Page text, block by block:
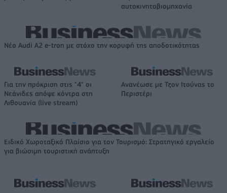
αυτοκινητοβιομηχανία
Νέο Audi A2 e-tron με στόχο την κορυφή της αποδοτικότητας
Για την πρόκριση στις "4" οι
Νεάνιδες απόψε κόντρα στη
Λιθουανία (live stream)
Ανανέωσε με Τζον Ιτούνας το
Περιστέρι
Ειδικό Χωροταξικό Πλαίσιο για τον Τουρισμό: Στρατηγικό εργαλείο
για βιώσιμη τουριστική ανάπτυξη